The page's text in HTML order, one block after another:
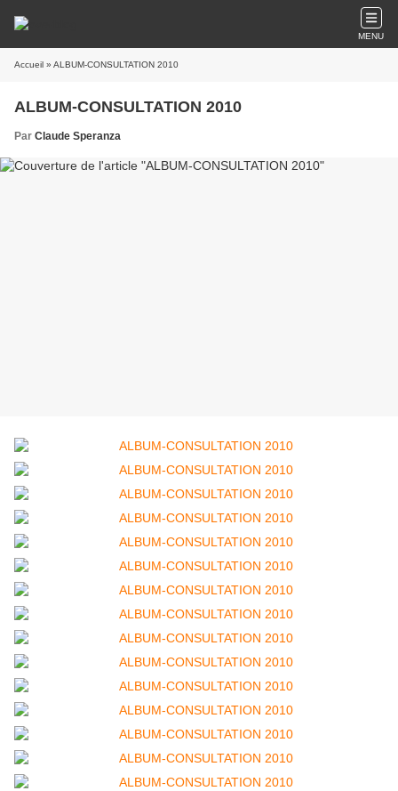
MENU
Accueil » ALBUM-CONSULTATION 2010
ALBUM-CONSULTATION 2010
Par Claude Speranza